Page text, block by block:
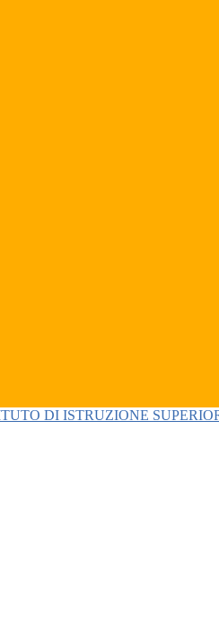
DI ISTRUZIONE